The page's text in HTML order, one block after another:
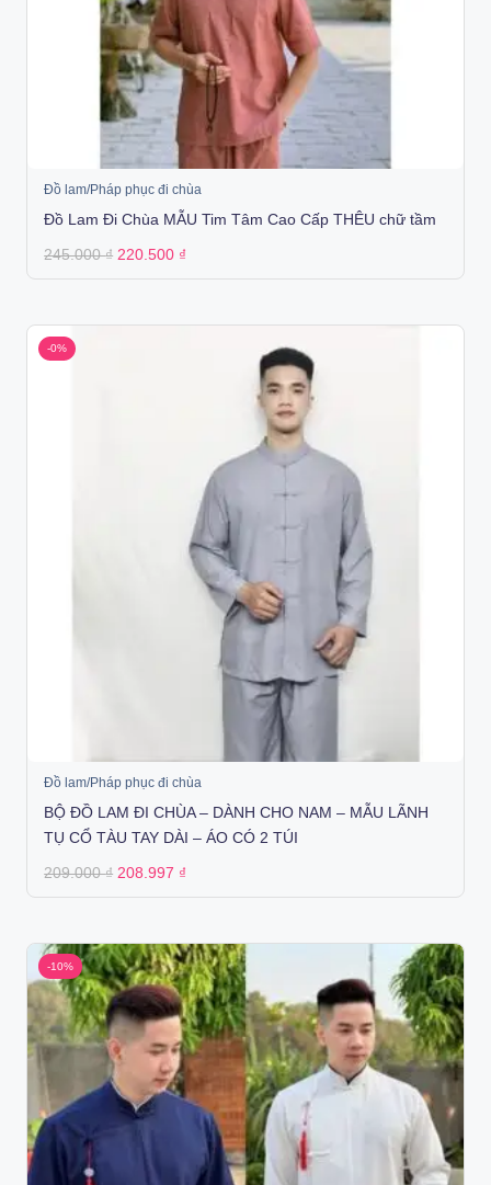
Đồ lam/Pháp phục đi chùa
Đồ Lam Đi Chùa MẪU Tim Tâm Cao Cấp THÊU chữ tầm
245.000₫ Original
was:
220.500 ₫
is:
-0%
Đồ lam/Pháp phục đi chùa
BỘ ĐỒ LAM ĐI CHÙA – DÀNH CHO NAM – MẪU LÃNH
TỤ CỔ TÀU TAY DÀI – ÁO CÓ 2 TÚI
209.000₫ Original
was:
208.997 ₫
is:
-10%